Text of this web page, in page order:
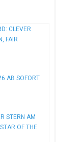
CLEVER
FAIR
AB SOFORT
STERN AM
OF THE